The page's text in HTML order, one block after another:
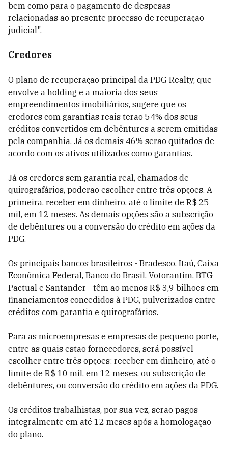
bem como para o pagamento de despesas
relacionadas ao presente processo de recuperação
judicial".
Credores
O plano de recuperação principal da PDG Realty, que
envolve a holding e a maioria dos seus
empreendimentos imobiliários, sugere que os
credores com garantias reais terão 54% dos seus
créditos convertidos em debêntures a serem emitidas
pela companhia. Já os demais 46% serão quitados de
acordo com os ativos utilizados como garantias.
Já os credores sem garantia real, chamados de
quirografários, poderão escolher entre três opções. A
primeira, receber em dinheiro, até o limite de R$ 25
mil, em 12 meses. As demais opções são a subscrição
de debêntures ou a conversão do crédito em ações da
PDG.
Os principais bancos brasileiros - Bradesco, Itaú, Caixa
Econômica Federal, Banco do Brasil, Votorantim, BTG
Pactual e Santander - têm ao menos R$ 3,9 bilhões em
financiamentos concedidos à PDG, pulverizados entre
créditos com garantia e quirografários.
Para as microempresas e empresas de pequeno porte,
entre as quais estão fornecedores, será possível
escolher entre três opções: receber em dinheiro, até o
limite de R$ 10 mil, em 12 meses, ou subscrição de
debêntures, ou conversão do crédito em ações da PDG.
Os créditos trabalhistas, por sua vez, serão pagos
integralmente em até 12 meses após a homologação
do plano.